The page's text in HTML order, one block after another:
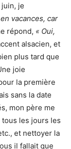
je
vacances, car
répond, « Oui,
alsacien, et
plus tard que
joie
la première
sans la date
mon père me
les jours les
et nettoyer la
il fallait que